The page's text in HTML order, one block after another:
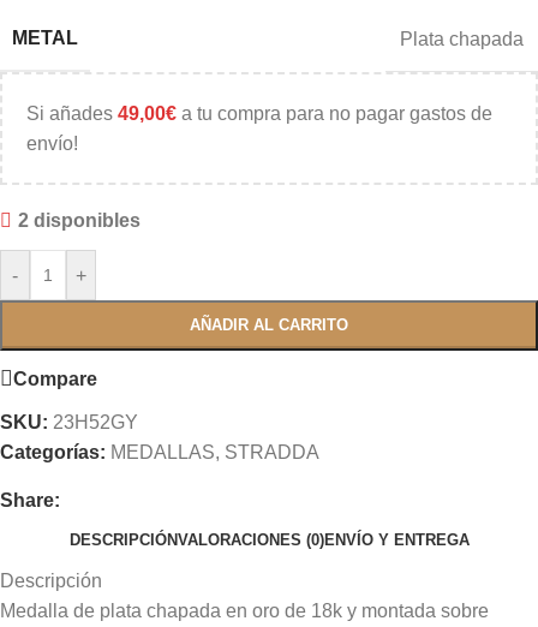
METAL Plata chapada
Si añades 49,00€ a tu compra para no pagar gastos de
envío!
2 disponibles
- +
AÑADIR AL CARRITO
Compare
SKU: 23H52GY
Categorías: MEDALLAS, STRADDA
Share:
DESCRIPCIÓNVALORACIONES (0)ENVÍO Y ENTREGA
Descripción
Medalla de plata chapada en oro de 18k y montada sobre